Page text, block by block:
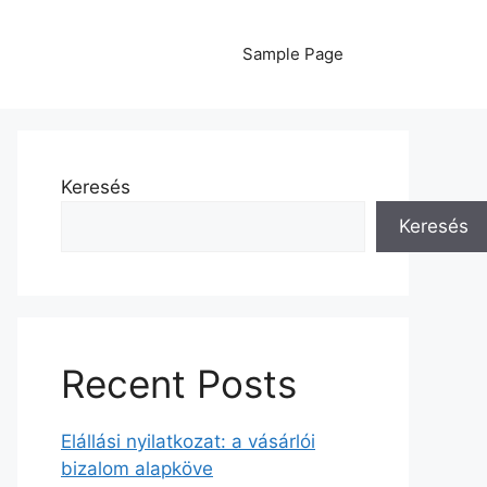
Sample Page
Keresés
Keresés
Recent Posts
Elállási nyilatkozat: a vásárlói
bizalom alapköve